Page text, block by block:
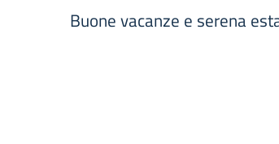
Buone vacanze e serena